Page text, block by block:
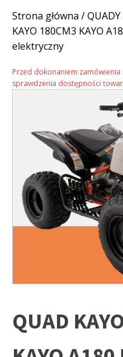
Strona główna /QUADY
KAYO 180CM3 KAYO
elektryczny
Przed dokonaniem
sprawdzenia dostępności
QUAD